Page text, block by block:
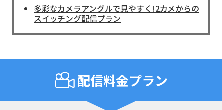
多彩なカメラアングルで見やすく!2カメからの
スイッチング配信プラン
配信料金プラン